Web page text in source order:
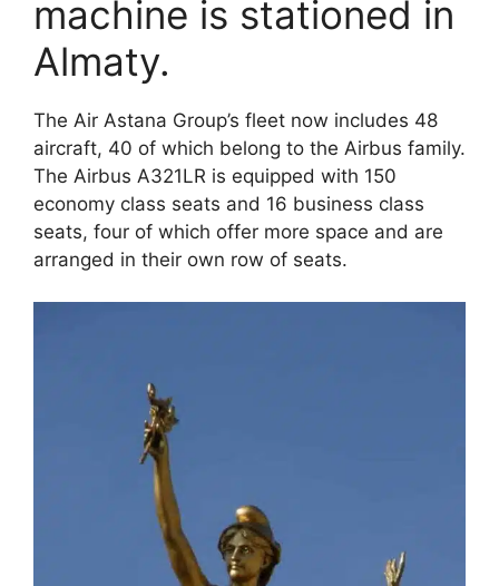
machine is stationed in
Almaty.
The Air Astana Group’s fleet now includes 48
aircraft, 40 of which belong to the Airbus family.
The Airbus A321LR is equipped with 150
economy class seats and 16 business class
seats, four of which offer more space and are
arranged in their own row of seats.